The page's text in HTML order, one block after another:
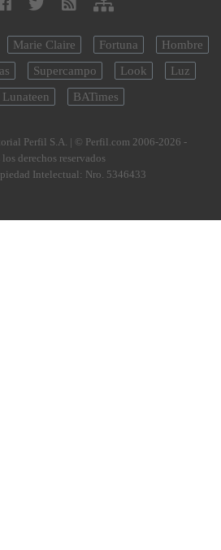
Marie Claire Fortuna
Hombre
Supercampo Look
Luz
Lunateen BATimes
Perfil S.A. | © Perfil.com 2006-2026 -
derechos reservados
Intelectual: Nro. 5346433